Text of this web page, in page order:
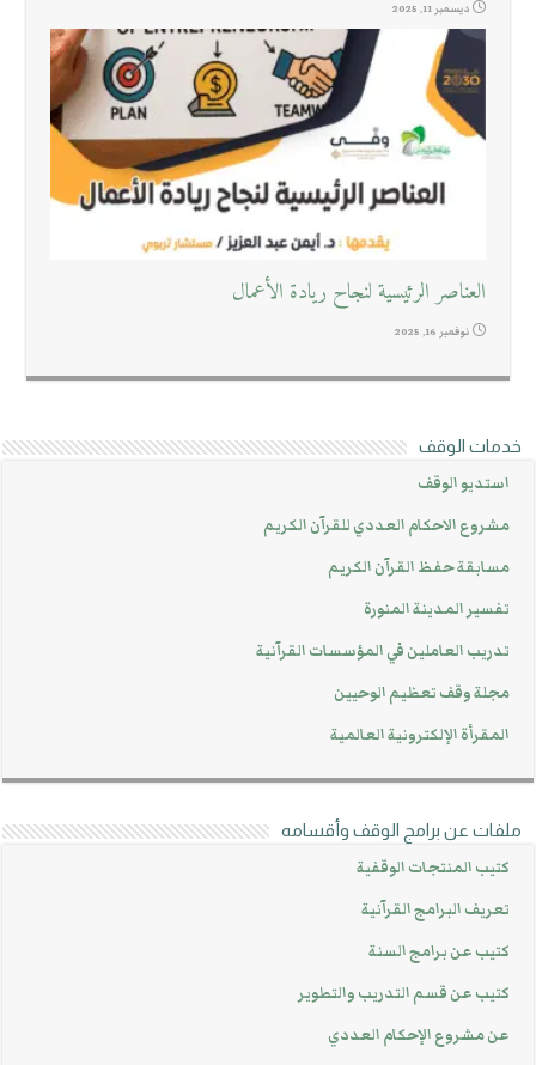
ديسمبر 11, 2025
العناصر الرئيسية لنجاح ريادة الأعمال
نوفمبر 16, 2025
خدمات الوقف
استديو الوقف
مشروع الاحكام العددي للقرآن الكريم
مسابقة حفظ القرآن الكريم
تفسير المدينة المنورة
تدريب العاملين في المؤسسات القرآنية
مجلة وقف تعظيم الوحيين
المقرأة الإلكترونية العالمية
ملفات عن برامج الوقف وأقسامه
كتيب المنتجات الوقفية
تعريف البرامج القرآنية
كتيب عن برامج السنة
كتيب عن قسم التدريب والتطوير
عن مشروع الإحكام العددي